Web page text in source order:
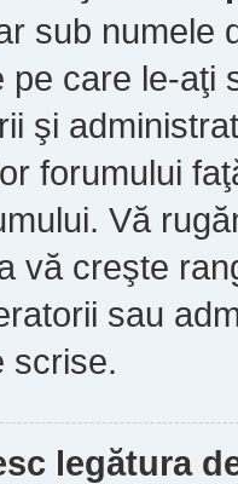
sub numele
pe care le-aţi
şi
forumului
Vă
vă creşte
sau
scrise.
legătura